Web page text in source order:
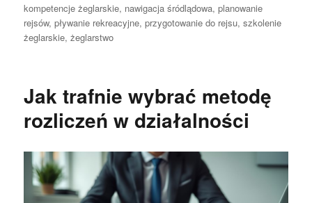
publikacji
kompetencje żeglarskie, nawigacja śródlądowa,planowanie
rejsów,pływanie rekreacyjne,przygotowanie do rejsu,szkolenie
żeglarskie,żeglarstwo
Jak trafnie wybrać metodę
rozliczeń w działalności